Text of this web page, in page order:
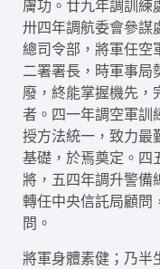
膚功。廿九年調訓練
卅四年調航委會參謀
總司令部，將軍任空
二署署長，時軍事局
廢，終能掌握機先，
者。四一年調空軍訓
授方法統一，致力最
基礎，於焉奠定。四
將，五四年調升警備
轉任中央信託局顧問
問。
將軍身體素健；乃半